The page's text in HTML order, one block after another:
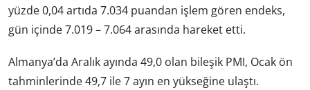
yüzde 0,04 artıda 7.034 puandan işlem gören endeks,
gün içinde 7.019 – 7.064 arasında hareket etti.
Almanya’da Aralık ayında 49,0 olan bileşik PMI, Ocak ön
tahminlerinde 49,7 ile 7 ayın en yükseğine ulaştı.